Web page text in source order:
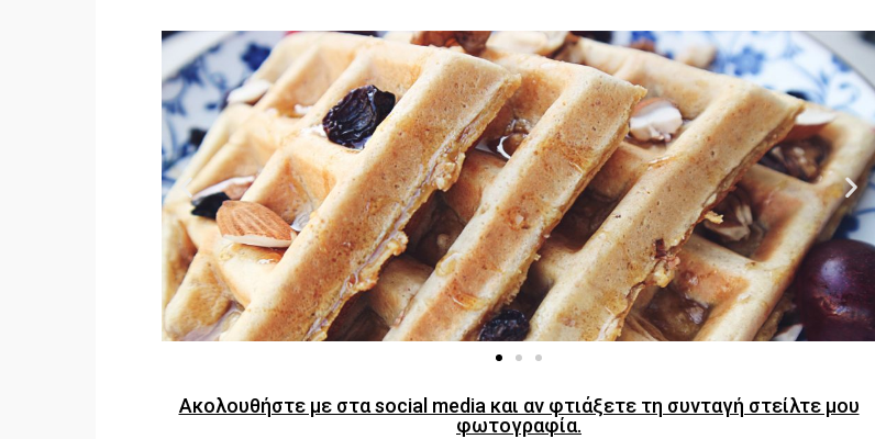
Ακολουθήστε με στα social media και αν φτιάξετε τη συνταγή στείλτε μου
φωτογραφία.